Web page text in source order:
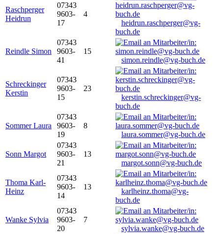
Raschperger
Heidrun
07343
9603-
17
4
heidrun.raschperger@vg-
buch.de
Reindle Simon
07343
9603-
41
15
simon.reindle@vg-buch.de
Schreckinger
Kerstin
07343
9603-
15
23
kerstin.schreckinger@vg-
buch.de
Sommer Laura
07343
9603-
19
8
laura.sommer@vg-buch.de
Sonn Margot
07343
9603-
21
13
margot.sonn@vg-buch.de
Thoma Karl-
Heinz
07343
9603-
14
13
karlheinz.thoma@vg-
buch.de
Wanke Sylvia
07343
9603-
20
7
sylvia.wanke@vg-buch.de